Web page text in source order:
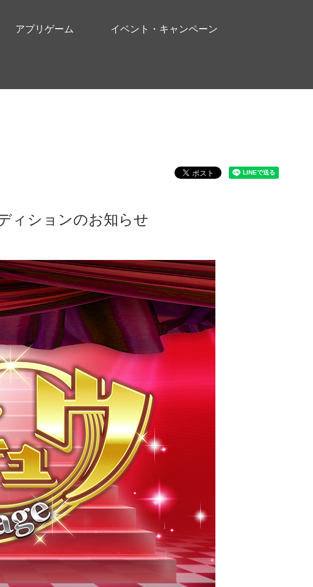
アプリゲーム イベント・キャンペーン
ィションのお知らせ